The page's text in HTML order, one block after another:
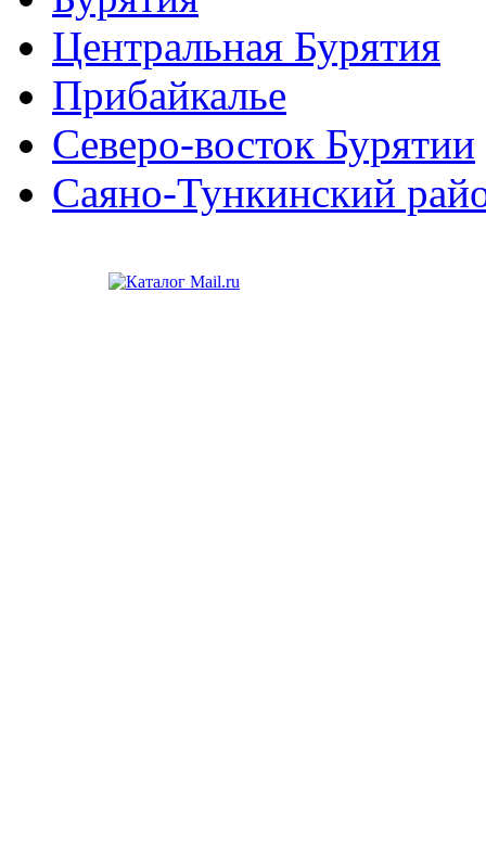
Центральная Бурятия
Прибайкалье
Северо-восток Бурятии
Саяно-Тункинский